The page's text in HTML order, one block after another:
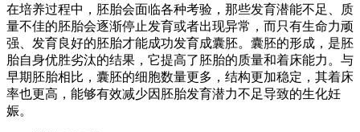
在培养过程中，胚胎会面临各种考验，那些发育潜能不足、质
量不佳的胚胎会逐渐停止发育或者出现异常，而只有生命力顽
强、发育良好的胚胎才能成功发育成囊胚。囊胚的形成，是胚
胎自身优胜劣汰的结果，它提高了胚胎的质量和着床能力。与
早期胚胎相比，囊胚的细胞数量更多，结构更加稳定，其着床
率也更高，能够有效减少因胚胎发育潜力不足导致的生化妊
娠。